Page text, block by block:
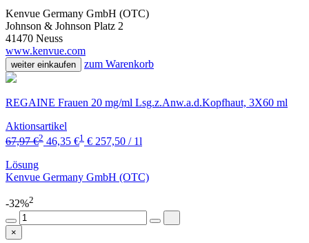
Kenvue Germany GmbH (OTC)
Johnson & Johnson Platz 2
41470 Neuss
www.kenvue.com
weiter einkaufen zum Warenkorb
REGAINE Frauen 20 mg/ml Lsg.z.Anw.a.d.Kopfhaut, 3X60 ml
Aktionsartikel
67,97 €2 46,35 €1 € 257,50 / 1l
Lösung
Kenvue Germany GmbH (OTC)
-32%2
×